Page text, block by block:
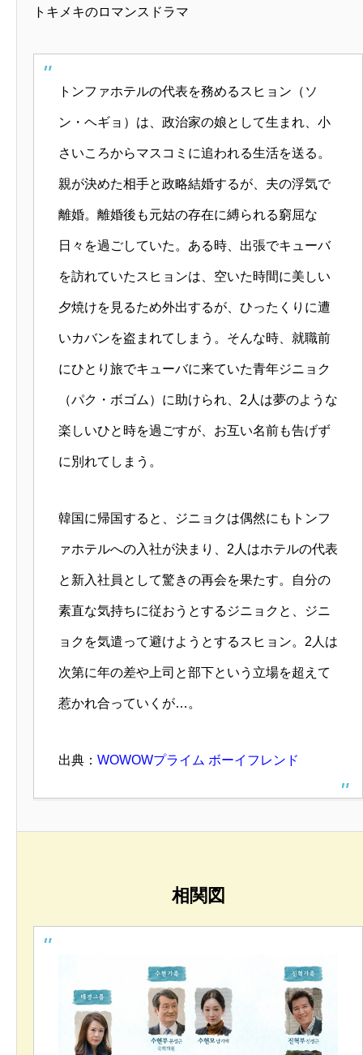
トキメキのロマンスドラマ
トンファホテルの代表を務めるスヒョン（ソ
ン・ヘギョ）は、政治家の娘として生まれ、小
さいころからマスコミに追われる生活を送る。
親が決めた相手と政略結婚するが、夫の浮気で
離婚。離婚後も元姑の存在に縛られる窮屈な
日々を過ごしていた。ある時、出張でキューバ
を訪れていたスヒョンは、空いた時間に美しい
夕焼けを見るため外出するが、ひったくりに遭
いカバンを盗まれてしまう。そんな時、就職前
にひとり旅でキューバに来ていた青年ジニョク
（パク・ボゴム）に助けられ、2人は夢のような
楽しいひと時を過ごすが、お互い名前も告げず
に別れてしまう。
韓国に帰国すると、ジニョクは偶然にもトンフ
ァホテルへの入社が決まり、2人はホテルの代表
と新入社員として驚きの再会を果たす。自分の
素直な気持ちに従おうとするジニョクと、ジニ
ョクを気遣って避けようとするスヒョン。2人は
次第に年の差や上司と部下という立場を超えて
惹かれ合っていくが…。
出典： WOWOWプライム ボーイフレンド
相関図